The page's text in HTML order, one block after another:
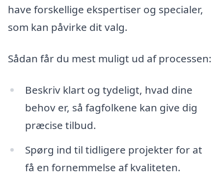
have forskellige ekspertiser og specialer,
som kan påvirke dit valg.
Sådan får du mest muligt ud af processen:
Beskriv klart og tydeligt, hvad dine
behov er, så fagfolkene kan give dig
præcise tilbud.
Spørg ind til tidligere projekter for at
få en fornemmelse af kvaliteten.